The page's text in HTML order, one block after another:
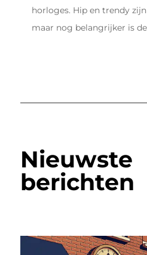
horloges. Hip en trendy
maar nog belangrijker is
Nieuwste
berichten